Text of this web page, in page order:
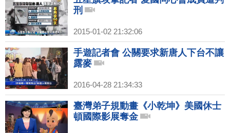
刑
2015-01-02 21:32:06
手遊記者會 公關要求新唐人下台不讓
露麥
2016-04-28 21:34:33
臺灣弟子規動畫《小乾坤》美國休士
頓國際影展奪金